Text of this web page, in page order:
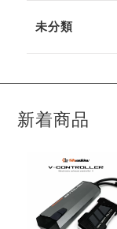
未分類
新着商品